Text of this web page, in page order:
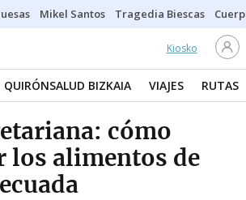
Mikel Santos Tragedia Biescas
Kiosko
QUIRÓNSALUD BIZKAIA VIAJES RUTAS
cómo
los alimentos de